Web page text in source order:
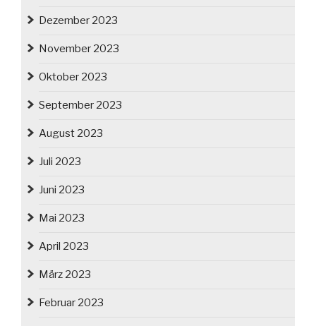
Dezember 2023
November 2023
Oktober 2023
September 2023
August 2023
Juli 2023
Juni 2023
Mai 2023
April 2023
März 2023
Februar 2023